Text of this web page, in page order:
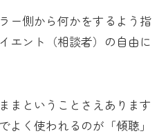
ー側から何かをするよう指
エント（相談者）の自由に
まということさえあります
よく使われるのが「傾聴」